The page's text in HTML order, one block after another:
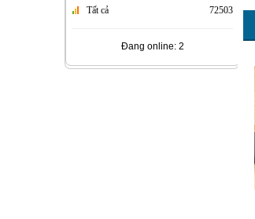
Tất cả
72503
Đang online: 2